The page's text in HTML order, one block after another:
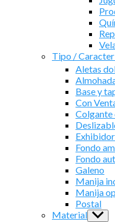
Tipo /
Aletas
Base y
Con
Colgante
Fondo
Fondo
Galeno
Manija
Manija
Postal
Material Show